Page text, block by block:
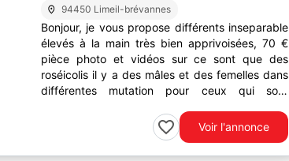
94450 Limeil-brévannes
Bonjour, je vous propose différents inseparable
élevés à la main très bien apprivoisées, 70 €
pièce photo et vidéos sur ce sont que des
roséicolis il y a des mâles et des femelles dans
différentes mutation pour ceux qui sont
Voir l'annonce